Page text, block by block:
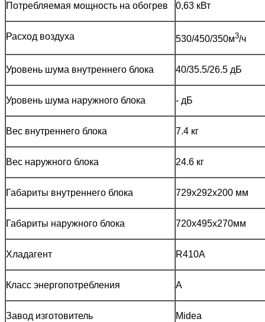
Потребляемая мощность на обогрев 0,63 кВт
Расход воздуха 530/450/350м3/ч
Уровень шума внутреннего блока 40/35.5/26.5 дБ
Уровень шума наружного блока - дБ
Вес внутреннего блока 7.4 кг
Вес наружного блока 24.6 кг
Габариты внутреннего блока 729x292x200 мм
Габариты наружного блока 720x495x270мм
Хладагент R410A
Класс энергопотребления A
Завод изготовитель Midea